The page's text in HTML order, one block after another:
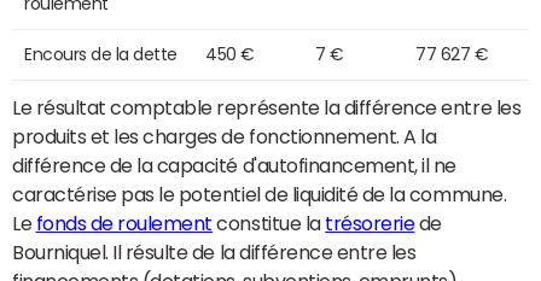
Encours de la dette 450 € 7 € 77 627 €
Le résultat comptable représente la différence entre les
produits et les charges de fonctionnement. A la
différence de la capacité d'autofinancement, il ne
caractérise pas le potentiel de liquidité de la commune.
Le fonds de roulement constitue la trésoreriede
Bourniquel. Il résulte de la différence entre les